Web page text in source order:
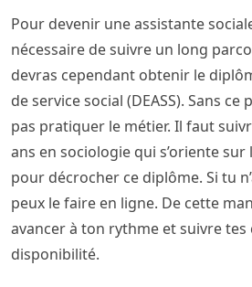
Pour devenir une assistante
nécessaire de suivre un long
devras cependant obtenir le
de service social (DEASS). Sans
pas pratiquer le métier. Il faut
ans en sociologie qui s’oriente sur
pour décrocher ce diplôme. Si tu
peux le faire en ligne. De cette
avancer à ton rythme et suivre tes
disponibilité.